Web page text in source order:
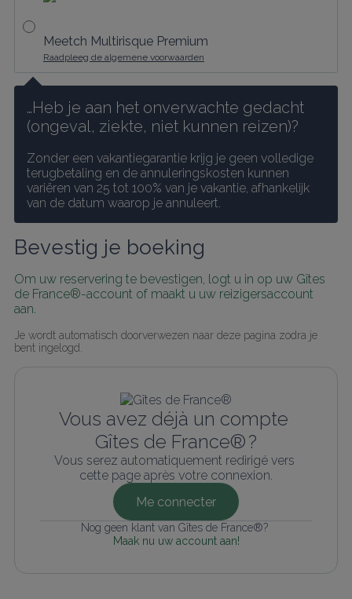
Meetch Multirisque Premium
Raadpleeg de algemene voorwaarden
…Heb je aan het onverwachte gedacht
(ongeval, ziekte, niet kunnen reizen)?
Zonder een vakantiegarantie krijg je geen volledige
terugbetaling en de annuleringskosten kunnen
variëren van 25 tot 100% van je vakantie, afhankelijk
van de datum waarop je annuleert.
Bevestig je boeking
Om uw reservering te bevestigen, logt u in op uw Gîtes
de France®-account of maakt u uw reizigersaccount
aan.
Je wordt automatisch doorverwezen naar deze pagina zodra je
bent ingelogd.
Vous avez déjà un compte
Gîtes de France® ?
Vous serez automatiquement redirigé vers
cette page après votre connexion.
Me connecter
Nog geen klant van Gîtes de France®?
Maak nu uw account aan!